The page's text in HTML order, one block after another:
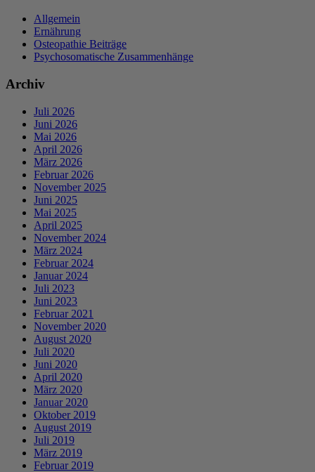
Allgemein
Ernährung
Osteopathie Beiträge
Psychosomatische Zusammenhänge
Archiv
Juli 2026
Juni 2026
Mai 2026
April 2026
März 2026
Februar 2026
November 2025
Juni 2025
Mai 2025
April 2025
November 2024
März 2024
Februar 2024
Januar 2024
Juli 2023
Juni 2023
Februar 2021
November 2020
August 2020
Juli 2020
Juni 2020
April 2020
März 2020
Januar 2020
Oktober 2019
August 2019
Juli 2019
März 2019
Februar 2019